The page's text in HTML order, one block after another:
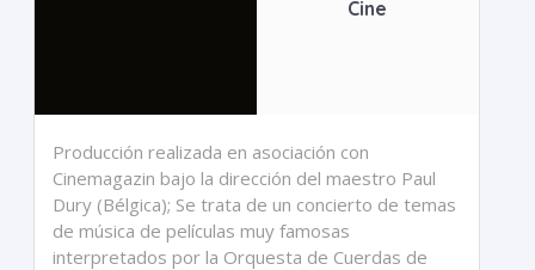
Cine
Producción realizada en asociación con
Cinemagazin bajo la dirección del maestro Paul
Dury (Bélgica); Se trata de un concierto de temas
de música de películas muy famosas
interpretados por la Orquesta de Cuerdas de